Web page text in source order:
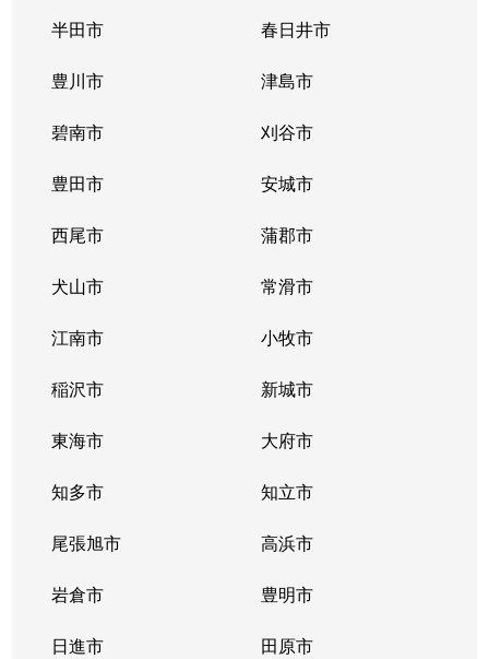
半田市 春日井市
豊川市 津島市
碧南市 刈谷市
豊田市 安城市
西尾市 蒲郡市
犬山市 常滑市
江南市 小牧市
稲沢市 新城市
東海市 大府市
知多市 知立市
尾張旭市 高浜市
岩倉市 豊明市
日進市 田原市